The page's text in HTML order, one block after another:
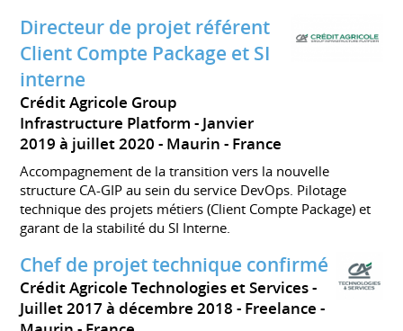
Directeur de projet référent
Client Compte Package et SI
interne
Crédit Agricole Group
Infrastructure Platform
Janvier
2019 à juillet 2020 Maurin France
Accompagnement de la transition vers la nouvelle
structure CA-GIP au sein du service DevOps. Pilotage
technique des projets métiers (Client Compte Package) et
garant de la stabilité du SI Interne.
Chef de projet technique confirmé
Crédit Agricole Technologies et Services
Juillet 2017 à décembre 2018 Freelance